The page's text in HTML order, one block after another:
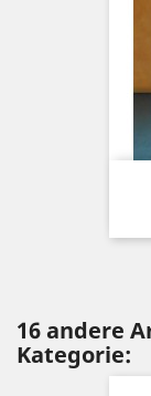
16 andere
Kategorie: